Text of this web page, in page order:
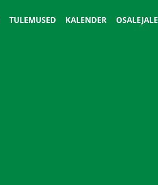
TULEMUSED KALENDER OSALEJALE